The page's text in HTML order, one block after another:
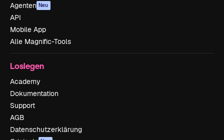
Agenten Neu
API
Mobile App
Alle Magnific-Tools
Loslegen
Academy
Dokumentation
Support
AGB
Datenschutzerklärung